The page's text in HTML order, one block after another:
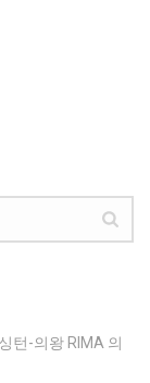
턴-의왕 RIMA 의